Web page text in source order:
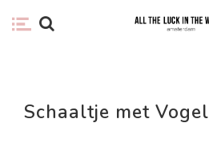
Schaaltje met Vogel